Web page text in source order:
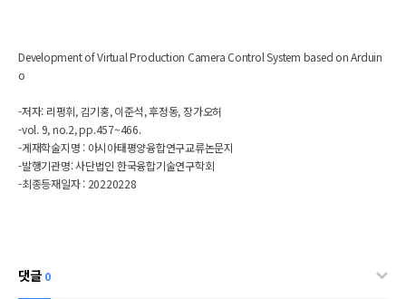
Development of Virtual Production Camera Control System based on Arduin
o
-저자: 리펑휘, 김기홍, 이준석, 후정동, 장가오허
-vol. 9, no.2, pp.457~466.
-게재학술지명 : 아시아태평양융합연구교류논문지
-발행기관명:사단법인 한국융합기술연구학회
-최종등재일자 : 20220228
댓글 0